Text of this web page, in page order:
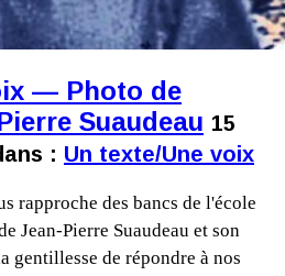
— Photo de
Suaudeau 15
: Un texte/Une voix
rapproche des bancs de l'école
Jean-Pierre Suaudeau et son
gentillesse de répondre à nos